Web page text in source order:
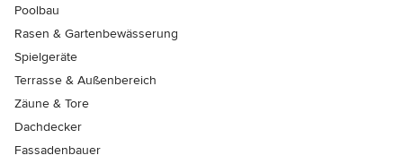
Poolbau
Rasen & Gartenbewässerung
Spielgeräte
Terrasse & Außenbereich
Zäune & Tore
Dachdecker
Fassadenbauer